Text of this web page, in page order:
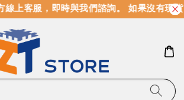
上客服，即時與我們諮詢。 如果沒有現